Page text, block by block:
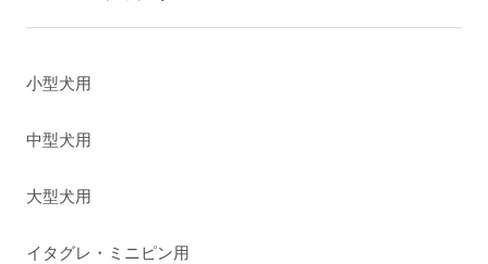
小型犬用
中型犬用
大型犬用
イタグレ・ミニピン用